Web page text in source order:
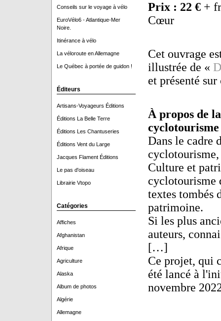
Conseils sur le voyage à vélo
EuroVélo6 - Atlantique-Mer
Noire.
Itinérance à vélo
La véloroute en Allemagne
Le Québec à portée de guidon !
Éditeurs
Artisans-Voyageurs Éditions
Éditions La Belle Terre
Éditions Les Chantuseries
Éditions Vent du Large
Jacques Flament Éditions
Le pas d'oiseau
Librairie Vtopo
Catégories
Affiches
Afghanistan
Afrique
Agriculture
Alaska
Album de photos
Algérie
Allemagne
Prix : 22 €+
Cœur
Cet ouvrage
illustrée de «
et présenté
À propos de
cyclotourisme
Dans le cadre
Culture et
cyclotourisme
textes tombés
patrimoine.
Si les plus
auteurs,
[…]
Ce projet, qui
été lancé à
novembre